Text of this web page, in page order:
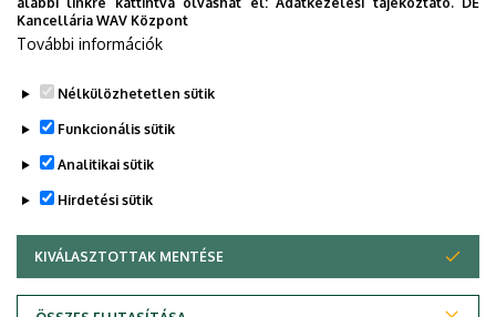
Telefon: (52) 512-900/22410
e-mail:telenko.bazil@arts.unideb.hu
Legutóbbi frissítés: 2025. 09. 22. 15:26
Kancellária WAV Központ
További információk
Nélkülözhetetlen sütik
Funkcionális sütik
Analitikai sütik
Hirdetési sütik
KIVÁLASZTOTTAK MENTÉSE
WITHDRAW CONSENT